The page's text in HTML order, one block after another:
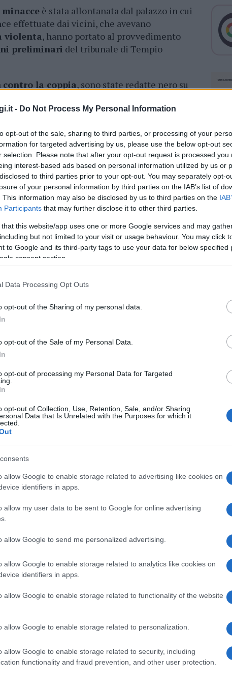
- Do Not Process My Personal Information
opt-out of the sale, sharing to third parties, or processing of your
for targeted advertising by us, please use the below opt-out
selection. Please note that after your opt-out request is processed you
interest-based ads based on personal information utilized by us or
to third parties prior to your opt-out. You may separately opt-
of your personal information by third parties on the IAB’s list of
This information may also be disclosed by us to third parties on the
Participants that may further disclose it to other third parties.
that this website/app uses one or more Google services and may
but not limited to your visit or usage behaviour. You may click
to Google and its third-party tags to use your data for below specified
consent section.
Data Processing Opt Outs
opt-out of the Sharing of my personal data.
opt-out of the Sale of my Personal Data.
opt-out of processing my Personal Data for Targeted
opt-out of Collection, Use, Retention, Sale, and/or Sharing
Data that Is Unrelated with the Purposes for which it
allow Google to enable storage related to advertising like cookies on
identifiers in apps.
allow my user data to be sent to Google for online advertising
allow Google to send me personalized advertising.
allow Google to enable storage related to analytics like cookies on
identifiers in apps.
allow Google to enable storage related to functionality of the website
allow Google to enable storage related to personalization.
allow Google to enable storage related to security, including
functionality and fraud prevention, and other user protection.
minacce è stata allontanata dal palazzo in cui
effettuate dai vicini, che avevano
violenta, hanno portato al provvedimento
preliminari del tribunale di Tempio
contro la coppia, sono state redatte nero su
vicini. Per questo la magistratura ha emesso
cliccandoqui
nella sezioneLogindal menù del sito o
Prossimo articolo
Invia un Comunicato Stampa|Pubblicità|Segnala